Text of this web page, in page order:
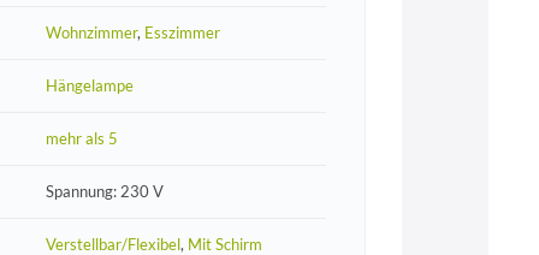
Wohnzimmer, Esszimmer
Hängelampe
mehr als 5
Spannung: 230 V
Verstellbar/Flexibel, Mit Schirm